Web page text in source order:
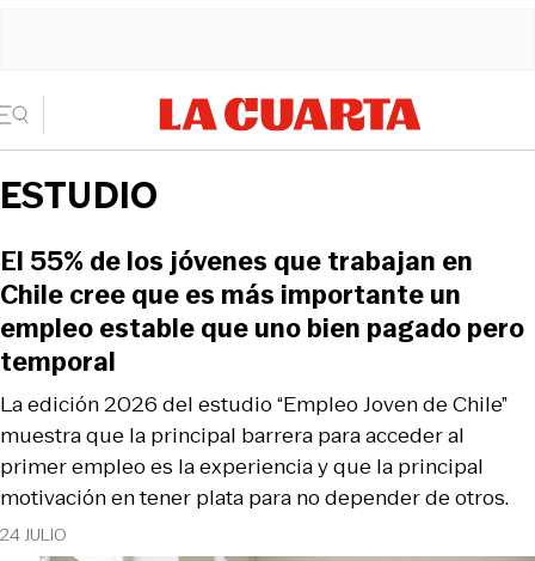
ESTUDIO
24 JULIO
La edición 2026 del estudio “Empleo Joven de Chile”
muestra que la principal barrera para acceder al
primer empleo es la experiencia y que la principal
motivación en tener plata para no depender de otros.
El 55% de los jóvenes que trabajan en
Chile cree que es más importante un
empleo estable que uno bien pagado pero
temporal